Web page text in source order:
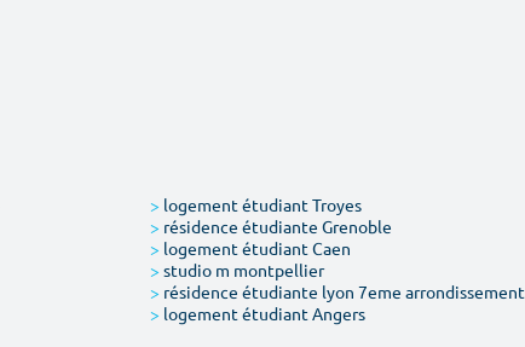
> logement étudiant Troyes
> résidence étudiante Grenoble
> logement étudiant Caen
> studio m montpellier
> résidence étudiante lyon 7eme arrondissement
> logement étudiant Angers